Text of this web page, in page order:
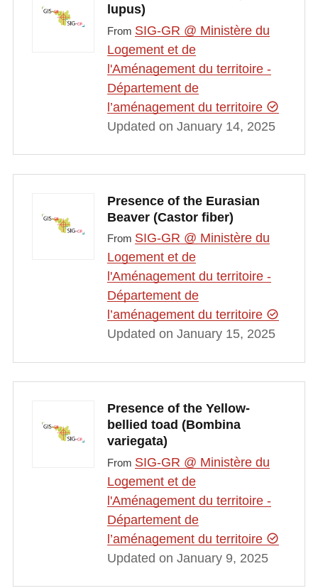
lupus)
From SIG-GR @ Ministère du
Logement et de
l'Aménagement du territoire -
Département de
l’aménagement du territoire
Updated on January 14, 2025
Presence of the Eurasian
Beaver (Castor fiber)
From SIG-GR @ Ministère du
Logement et de
l'Aménagement du territoire -
Département de
l’aménagement du territoire
Updated on January 15, 2025
Presence of the Yellow-
bellied toad (Bombina
variegata)
From SIG-GR @ Ministère du
Logement et de
l'Aménagement du territoire -
Département de
l’aménagement du territoire
Updated on January 9, 2025